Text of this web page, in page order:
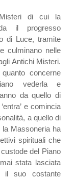
di cui la
il progresso
di Luce, tramite
culminano nelle
Antichi Misteri.
concerne
vederla e
da quello di
e comincia
a quello di
Massoneria ha
spirituali che
del Piano
stata lasciata
il suo costante